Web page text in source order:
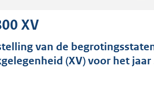
a
n
XV
van de
(XV) voor het jaar